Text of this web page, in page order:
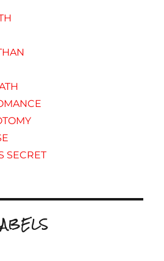
SECRET